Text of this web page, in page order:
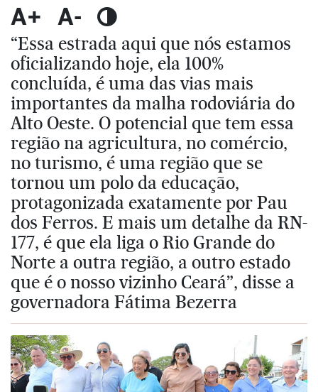
A+ A-
“Essa estrada aqui que nós estamos
oficializando hoje, ela 100%
concluída, é uma das vias mais
importantes da malha rodoviária do
Alto Oeste. O potencial que tem essa
região na agricultura, no comércio,
no turismo, é uma região que se
tornou um polo da educação,
protagonizada exatamente por Pau
dos Ferros. E mais um detalhe da RN-
177, é que ela liga o Rio Grande do
Norte a outra região, a outro estado
que é o nosso vizinho Ceará”, disse a
governadora Fátima Bezerra